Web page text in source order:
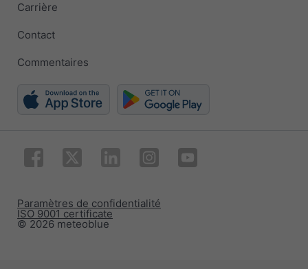
Carrière
Contact
Commentaires
© 2026 meteoblue
ISO 9001 certificate
Paramètres de confidentialité